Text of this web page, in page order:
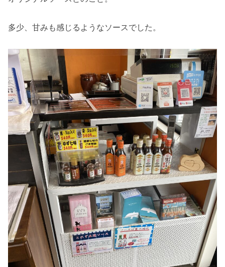
多少、甘みも感じるようなソースでした。